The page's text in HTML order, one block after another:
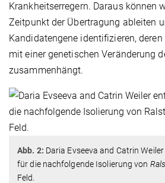
Krankheitserregern. Daraus können
Zeitpunkt der Übertragung ableiten
Kandidatengene identifizieren,
mit einer genetischen Veränderung
zusammenhängt.
Abb. 2: Daria Evseeva and Catrin
für die nachfolgende Isolierung von
Feld.